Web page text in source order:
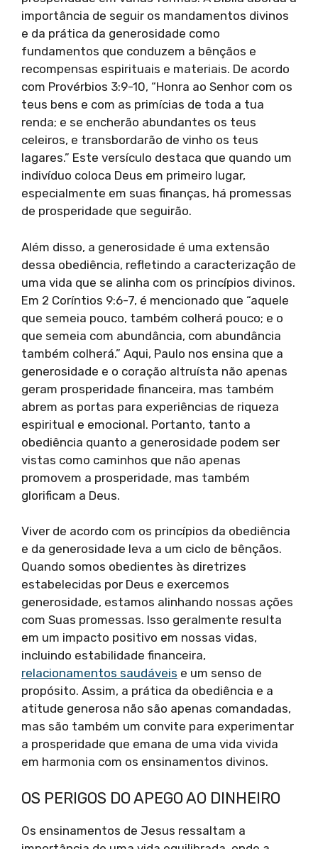
importância de seguir os mandamentos divinos
e da prática da generosidade como
fundamentos que conduzem a bênçãos e
recompensas espirituais e materiais. De acordo
com Provérbios 3:9-10, “Honra ao Senhor com os
teus bens e com as primícias de toda a tua
renda; e se encherão abundantes os teus
celeiros, e transbordarão de vinho os teus
lagares.” Este versículo destaca que quando um
indivíduo coloca Deus em primeiro lugar,
especialmente em suas finanças, há promessas
de prosperidade que seguirão.
Além disso, a generosidade é uma extensão
dessa obediência, refletindo a caracterização de
uma vida que se alinha com os princípios divinos.
Em 2 Coríntios 9:6-7, é mencionado que “aquele
que semeia pouco, também colherá pouco; e o
que semeia com abundância, com abundância
também colherá.” Aqui, Paulo nos ensina que a
generosidade e o coração altruísta não apenas
geram prosperidade financeira, mas também
abrem as portas para experiências de riqueza
espiritual e emocional. Portanto, tanto a
obediência quanto a generosidade podem ser
vistas como caminhos que não apenas
promovem a prosperidade, mas também
glorificam a Deus.
Viver de acordo com os princípios da obediência
e da generosidade leva a um ciclo de bênçãos.
Quando somos obedientes às diretrizes
estabelecidas por Deus e exercemos
generosidade, estamos alinhando nossas ações
com Suas promessas. Isso geralmente resulta
em um impacto positivo em nossas vidas,
incluindo estabilidade financeira,
relacionamentos saudáveis e um senso de
propósito. Assim, a prática da obediência e a
atitude generosa não são apenas comandadas,
mas são também um convite para experimentar
a prosperidade que emana de uma vida vivida
em harmonia com os ensinamentos divinos.
OS PERIGOS DO APEGO AO DINHEIRO
Os ensinamentos de Jesus ressaltam a